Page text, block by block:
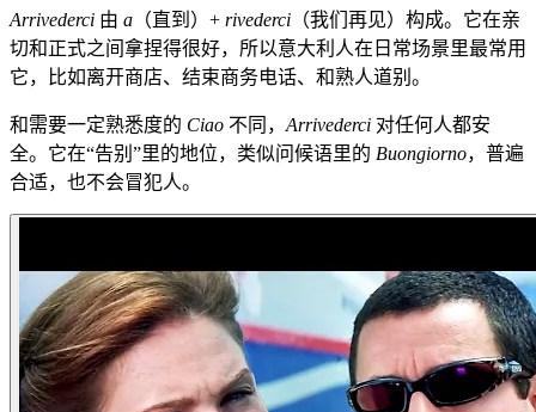
Arrivederci 由 a （直到）+ rivederci （我们再见）构成。它在亲
切和正式之间拿捏得很好，所以意大利人在日常场景里最常用
它，比如离开商店、结束商务电话、和熟人道别。
和需要一定熟悉度的 Ciao 不同， Arrivederci 对任何人都安
全。它在“告别”里的地位，类似问候语里的 Buongiorno，普遍
合适，也不会冒犯人。